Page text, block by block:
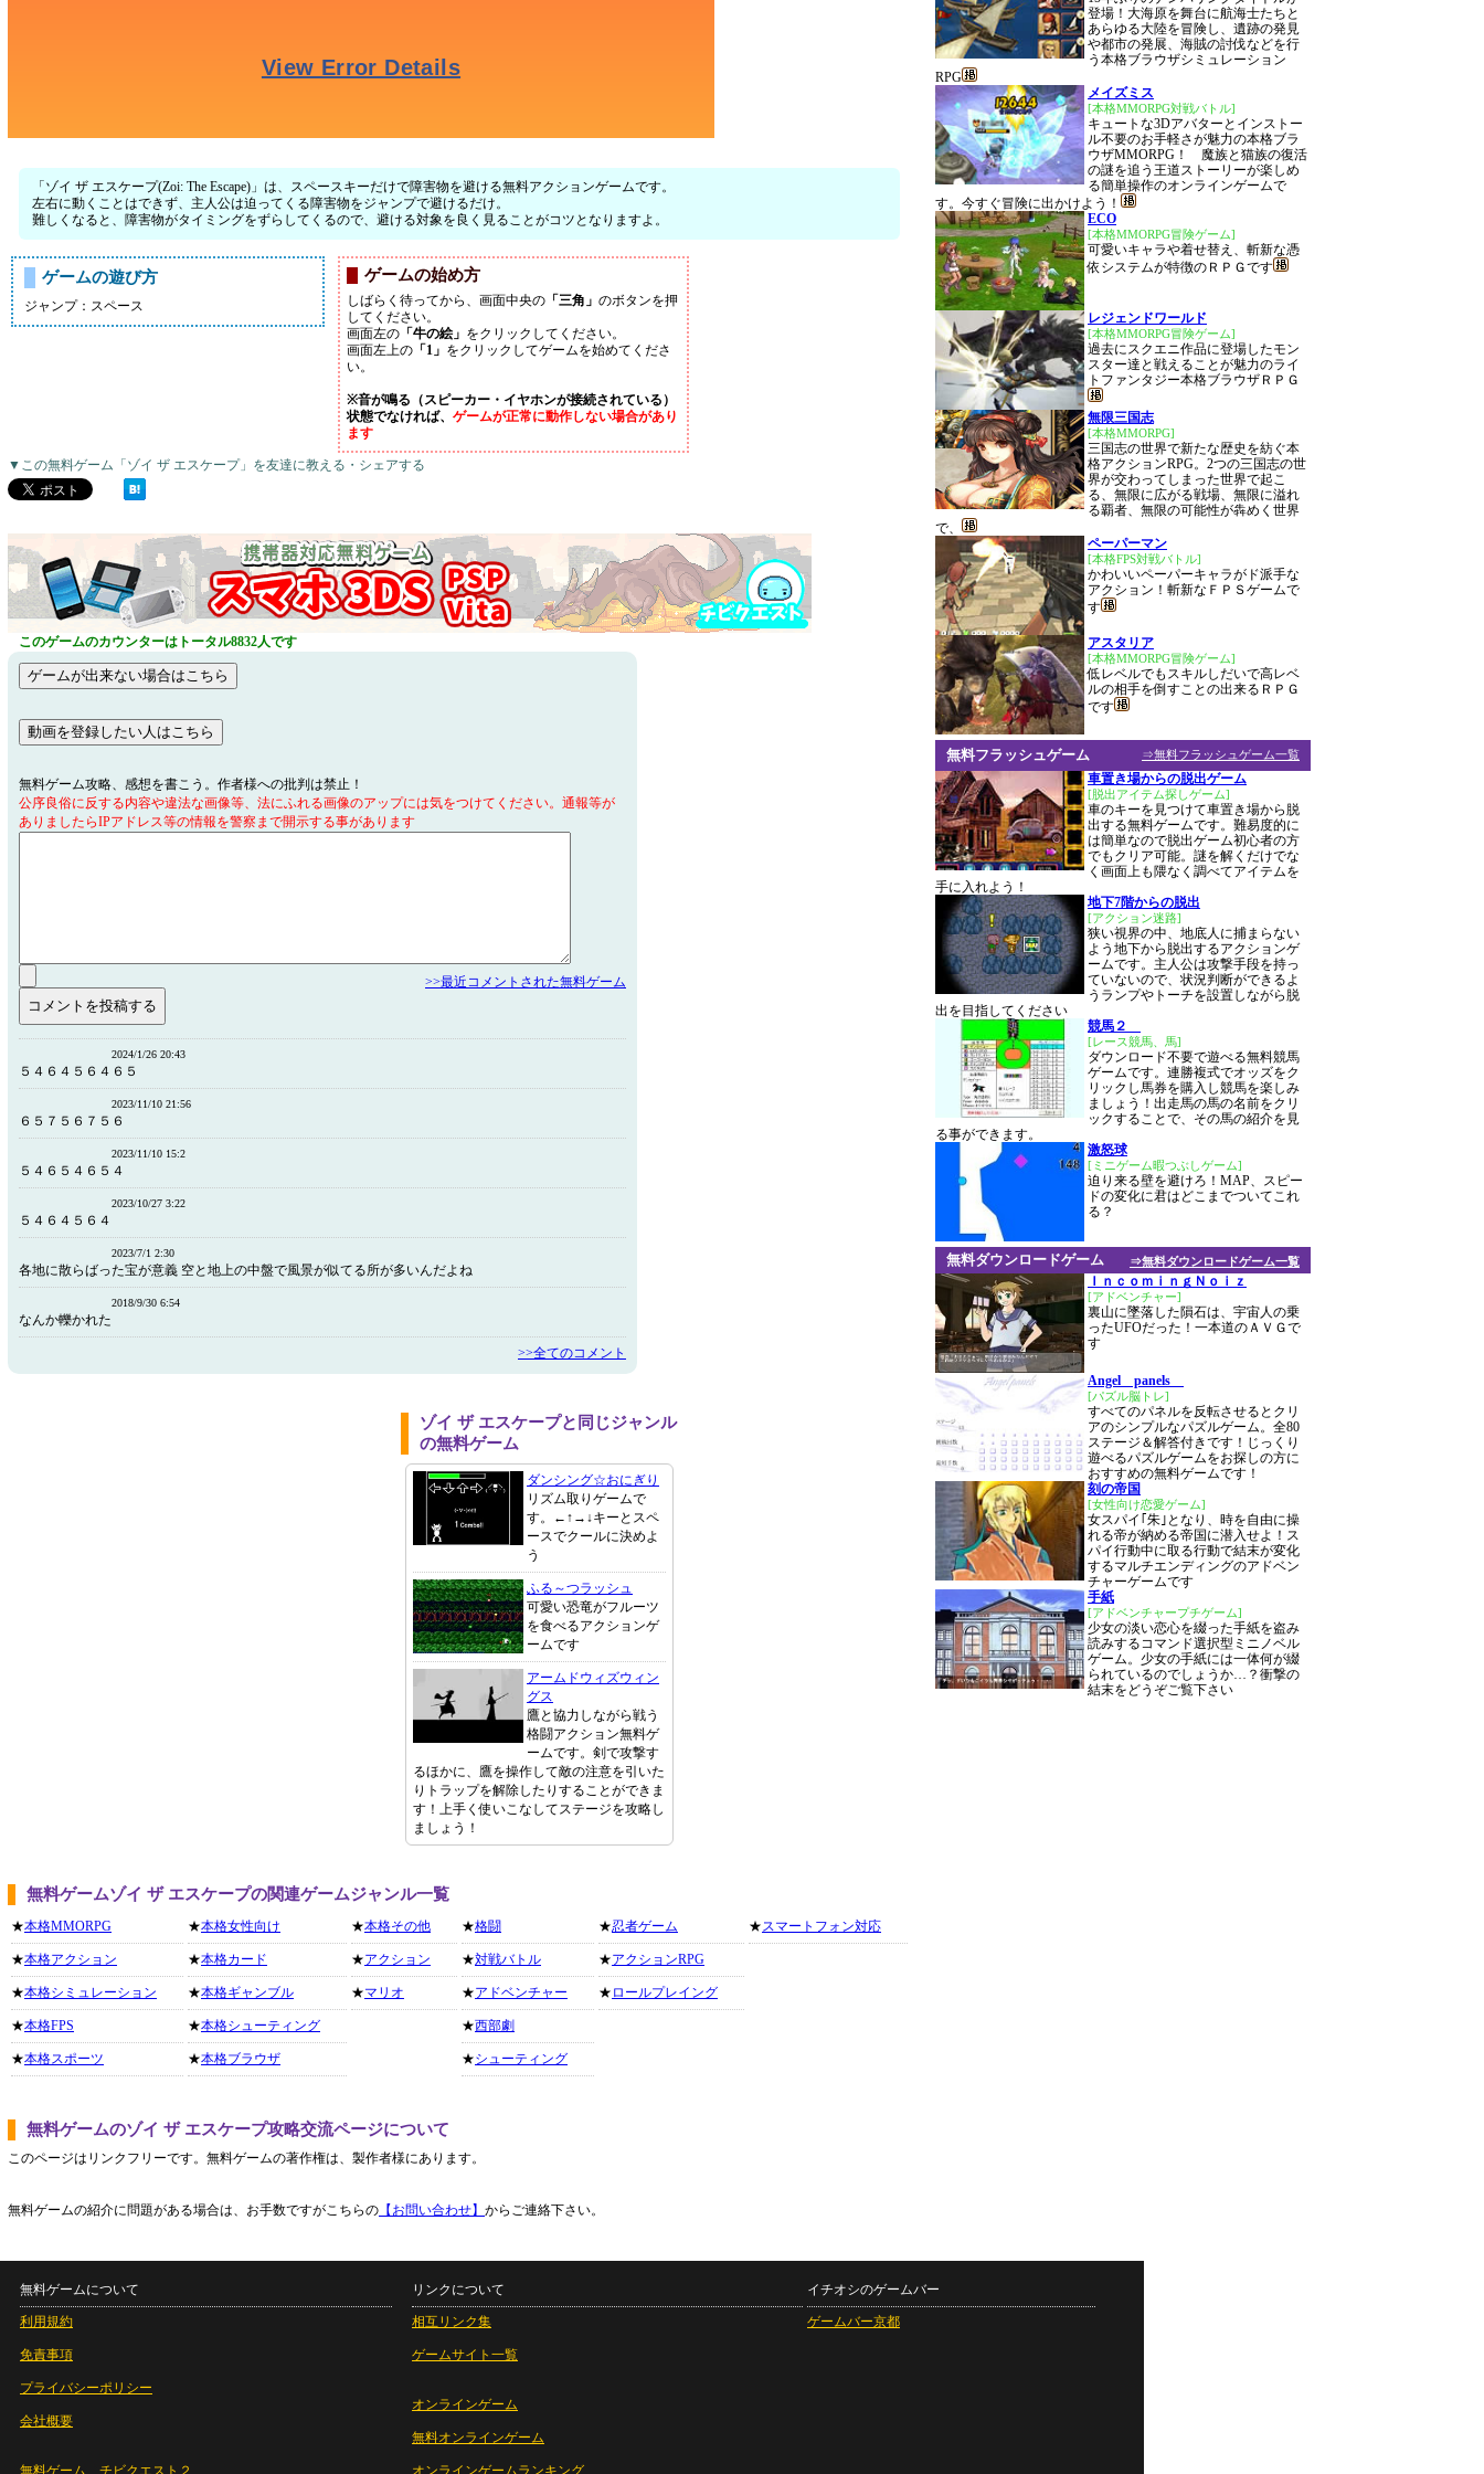
「ゾイ ザ エスケープ(Zoi: The Escape)」は、スペースキーだけで障害物を避ける無料アクションゲームです。
左右に動くことはできず、主人公は迫ってくる障害物をジャンプで避けるだけ。
難しくなると、障害物がタイミングをずらしてくるので、避ける対象を良く見ることがコツとなりますよ。
ゲームの遊び方
ジャンプ：スペース
ゲームの始め方
しばらく待ってから、画面中央の 「三角」 のボタンを押
してください。
画面左の 「牛の絵」 をクリックしてください。
画面左上の 「1」 をクリックしてゲームを始めてくださ
い。
※音が鳴る（スピーカー・イヤホンが接続されている）
状態でなければ、 ゲームが正常に動作しない場合があり
ます
▼この無料ゲーム「ゾイ ザ エスケープ」を友達に教える・シェアする
このゲームのカウンターはトータル8832人です
無料ゲーム攻略、感想を書こう。作者様への批判は禁止！
公序良俗に反する内容や違法な画像等、法にふれる画像のアップには気をつけてください。通報等が
ありましたらIPアドレス等の情報を警察まで開示する事があります
>>最近コメントされた無料ゲーム
2024/1/26 20:43
５４６４５６４６５
2023/11/10 21:56
６５７５６７５６
2023/11/10 15:2
５４６５４６５４
2023/10/27 3:22
５４６４５６４
2023/7/1 2:30
各地に散らばった宝が意義 空と地上の中盤で風景が似てる所が多いんだよね
2018/9/30 6:54
なんか轢かれた
>>全てのコメント
ゾイ ザ エスケープと同じジャンル
の無料ゲーム
ダンシング☆おにぎり
リズム取りゲームで
す。←↑→↓キーとスペ
ースでクールに決めよ
う
ふる～つラッシュ
可愛い恐竜がフルーツ
を食べるアクションゲ
ームです
アームドウィズウィン
グス
鷹と協力しながら戦う
格闘アクション無料ゲ
ームです。剣で攻撃す
るほかに、鷹を操作して敵の注意を引いた
りトラップを解除したりすることができま
す！上手く使いこなしてステージを攻略し
ましょう！
無料ゲームゾイ ザ エスケープの関連ゲームジャンル一覧
★本格MMORPG
★本格アクション
★本格シミュレーション
★本格FPS
★本格スポーツ
★本格女性向け
★本格カード
★本格ギャンブル
★本格シューティング
★本格ブラウザ
★本格その他
★アクション
★マリオ
★格闘
★対戦バトル
★アドベンチャー
★西部劇
★シューティング
★忍者ゲーム
★アクションRPG
★ ロールプレイング
★スマートフォン対応
無料ゲームのゾイ ザ エスケープ攻略交流ページについて
このページはリンクフリーです。無料ゲームの著作権は、製作者様にあります。
無料ゲームの紹介に問題がある場合は、お手数ですがこちらの 【お問い合わせ】 からご連絡下さい。
登場！大海原を舞台に航海士たちと
あらゆる大陸を冒険し、遺跡の発見
や都市の発展、海賊の討伐などを行
う本格ブラウザシミュレーション
RPG
メイズミス
[本格MMORPG対戦バトル]
キュートな3Dアバターとインストー
ル不要のお手軽さが魅力の本格ブラ
ウザMMORPG！ 魔族と猫族の復活
の謎を追う王道ストーリーが楽しめ
る簡単操作のオンラインゲームで
す。今すぐ冒険に出かけよう！
ECO
[本格MMORPG冒険ゲーム]
可愛いキャラや着せ替え、斬新な憑
依システムが特徴のＲＰＧです
レジェンドワールド
[本格MMORPG冒険ゲーム]
過去にスクエニ作品に登場したモン
スター達と戦えることが魅力のライ
トファンタジー本格ブラウザＲＰＧ
無限三国志
[本格MMORPG]
三国志の世界で新たな歴史を紡ぐ本
格アクションRPG。2つの三国志の世
界が交わってしまった世界で起こ
る、無限に広がる戦場、無限に溢れ
る覇者、無限の可能性が犇めく世界
で、
ペーパーマン
[本格FPS対戦バトル]
かわいいペーパーキャラがド派手な
アクション！斬新なＦＰＳゲームで
す
アスタリア
[本格MMORPG冒険ゲーム]
低レベルでもスキルしだいで高レベ
ルの相手を倒すことの出来るＲＰＧ
です
⇒無料フラッシュゲーム一覧
無料フラッシュゲーム
車置き場からの脱出ゲーム
[脱出アイテム探しゲーム]
車のキーを見つけて車置き場から脱
出する無料ゲームです。難易度的に
は簡単なので脱出ゲーム初心者の方
でもクリア可能。謎を解くだけでな
く画面上も隈なく調べてアイテムを
手に入れよう！
地下7階からの脱出
[アクション迷路]
狭い視界の中、地底人に捕まらない
よう地下から脱出するアクションゲ
ームです。主人公は攻撃手段を持っ
ていないので、状況判断ができるよ
うランプやトーチを設置しながら脱
出を目指してください
競馬２
[レース競馬、馬]
ダウンロード不要で遊べる無料競馬
ゲームです。連勝複式でオッズをク
リックし馬券を購入し競馬を楽しみ
ましょう！出走馬の馬の名前をクリ
ックすることで、その馬の紹介を見
る事ができます。
激怒球
[ミニゲーム暇つぶしゲーム]
迫り来る壁を避けろ！MAP、スピー
ドの変化に君はどこまでついてこれ
る？
⇒無料ダウンロードゲーム一覧
無料ダウンロードゲーム
ＩｎｃｏｍｉｎｇＮｏｉｚ
[アドベンチャー]
裏山に墜落した隕石は、宇宙人の乗
ったUFOだった！一本道のＡＶＧで
す
Angel panels
[パズル脳トレ]
すべてのパネルを反転させるとクリ
アのシンプルなパズルゲーム。全80
ステージ＆解答付きです！じっくり
遊べるパズルゲームをお探しの方に
おすすめの無料ゲームです！
刻の帝国
[女性向け恋愛ゲーム]
女スパイ｢朱｣となり、時を自由に操
れる帝が納める帝国に潜入せよ！ス
パイ行動中に取る行動で結末が変化
するマルチエンディングのアドベン
チャーゲームです
手紙
[アドベンチャープチゲーム]
少女の淡い恋心を綴った手紙を盗み
読みするコマンド選択型ミニノベル
ゲーム。少女の手紙には一体何が綴
られているのでしょうか…？衝撃の
結末をどうぞご覧下さい
無料ゲームについて
利用規約
免責事項
プライバシーポリシー
会社概要
無料ゲーム チビクエスト２
リンクについて
相互リンク集
ゲームサイト一覧
オンラインゲーム
無料オンラインゲーム
オンラインゲームランキング
イチオシのゲームバー
ゲームバー京都